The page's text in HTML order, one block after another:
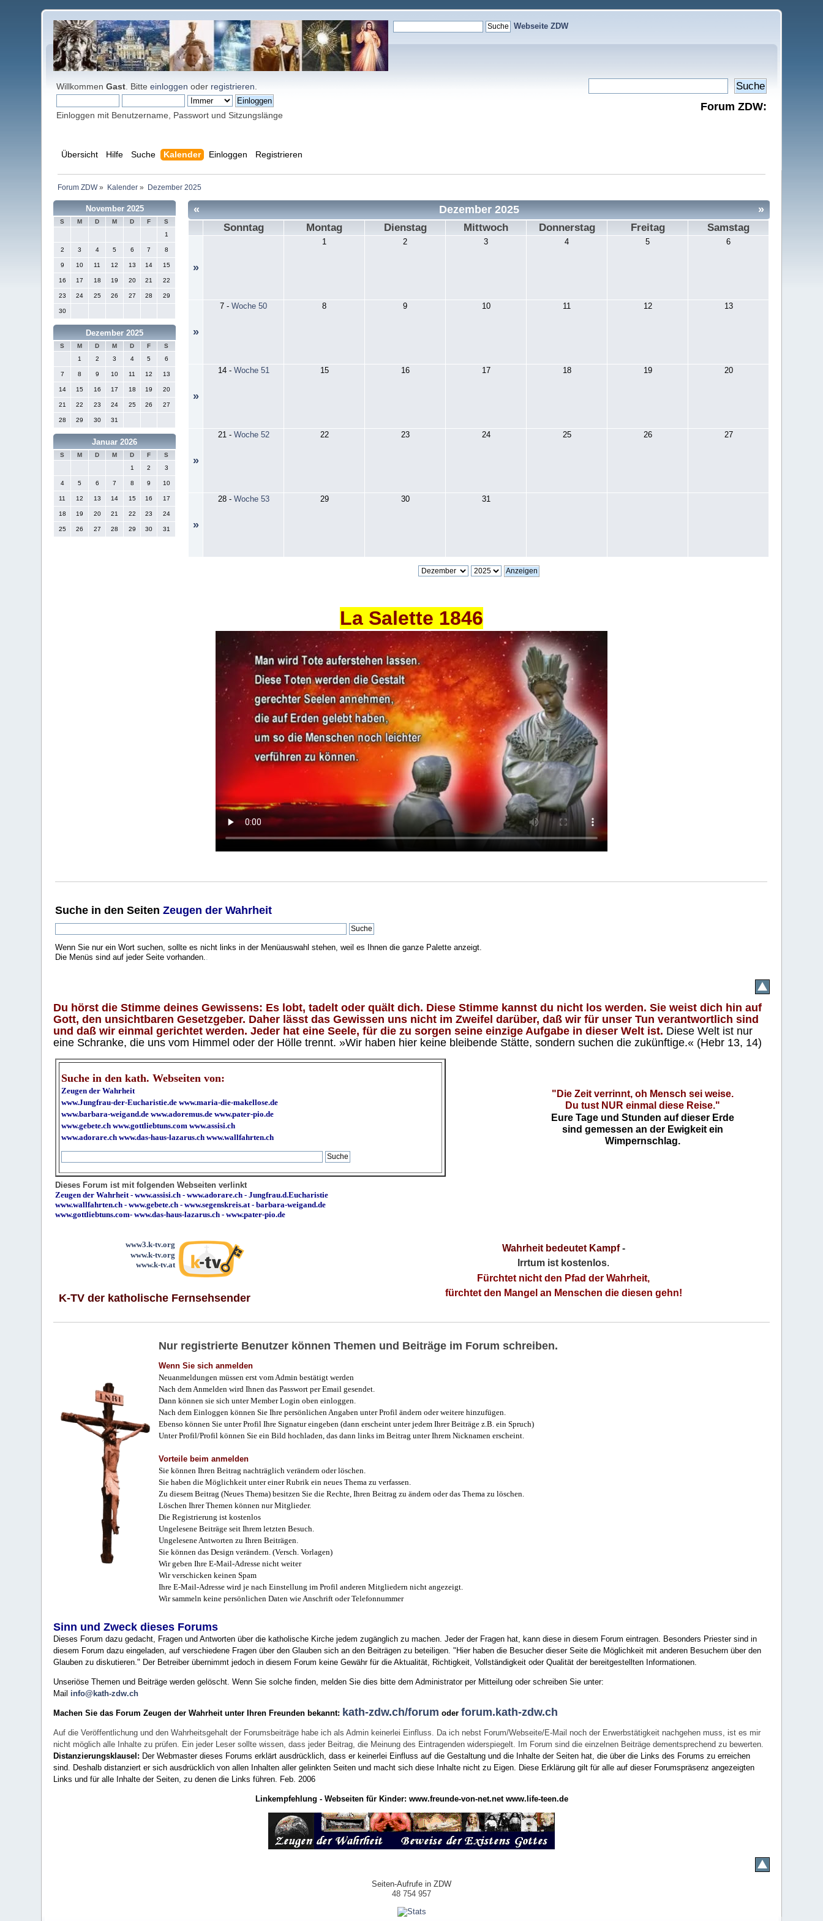
Webseite ZDW
WillkommenGast . Bitteeinloggen oder registrieren
Einloggen mit Benutzername, Passwort und Sitzungslänge
Forum ZDW:
Übersicht Hilfe Suche Kalender Einloggen Registrieren
Forum ZDW» Kalender» Dezember 2025
November 2025
S M D M D F
S
1
2 3 4 5 6 7 8
9 10 11 12 13 14 15
16 17 18 19 20 21 22
23 24 25 26 27 28 29
30
Dezember 2025
S M D M D F
S
1
2 3 4 5 6
7 8 9 10 11 12 13
14 15 16 17 18 19 20
21 22 23 24 25 26 27
28 29 30 31
Januar 2026
S M D M D F
S
1
2 3
4 5 6 7 8 9 10
11 12 13 14 15 16 17
18 19 20 21 22 23 24
25 26 27 28 29 30 31
« »
Dezember 2025
Sonntag Montag Dienstag Mittwoch Donnerstag Freitag Samstag
»
1 2 3 4 5 6
»
7 -Woche 50 8 9 10 11 12 13
»
14- Woche 51 15 16 17 18 19 20
»
21 - Woche 52 22 23 24 25 26 27
»
28- Woche 53 29 30 31
La Salette 1846
Suche in den SeitenZeugen der Wahrheit
Wenn Sie nur ein Wort suchen, sollte es nicht links in der Menüauswahl stehen, weil es Ihnen die ganze Palette anzeigt.
Die Menüs sind auf jeder Seite vorhanden.
Du hörst die Stimme deines Gewissens: Es lobt, tadelt oder quält dich. Diese Stimme kannst du nicht los werden. Sie weist dich hin auf
Gott, den unsichtbaren Gesetzgeber. Daher lässt das Gewissen uns nicht im Zweifel darüber, daß wir für unser Tun verantwortlich sind
und daß wir einmal gerichtet werden. Jeder hat eine Seele, für die zu sorgen seine einzige Aufgabe in dieser Welt ist. Diese Welt ist nur
eine Schranke, die uns vom Himmel oder der Hölle trennt. »Wir haben hier keine bleibende Stätte, sondern suchen die zukünftige.« (Hebr 13, 14)
Suche in den kath. Webseiten von:
Zeugen der Wahrheit
www.Jungfrau-der-Eucharistie.de www.maria-die-makellose.de
www.barbara-weigand.de www.adoremus.de www.pater-pio.de
www.gebete.ch www.gottliebtuns.com www.assisi.ch
www.adorare.ch www.das-haus-lazarus.ch www.wallfahrten.ch
"Die Zeit verrinnt, oh Mensch sei weise.
Du tust NUR einmal diese Reise."
Eure Tage und Stunden auf dieser Erde
sind gemessen an der Ewigkeit ein
Wimpernschlag.
Dieses Forum ist mit folgenden Webseiten verlinkt
Zeugen der Wahrheit -www.assisi.ch -www.adorare.ch -Jungfrau.d.Eucharistie
www.wallfahrten.ch -www.gebete.ch -www.segenskreis.at -barbara-weigand.de
www.gottliebtuns.com-www.das-haus-lazarus.ch - www.pater-pio.de
www3.k-tv.org
www.k-tv.org
www.k-tv.at
K-TV der katholische Fernsehsender
Wahrheit bedeutet Kampf-
Irrtum ist kostenlos.
Fürchtet nicht den Pfad der Wahrheit,
fürchtet den Mangel an Menschen die diesen gehn!
Nur registrierte Benutzer können Themen und Beiträge im Forum schreiben.
Wenn Sie sich anmelden
Neuanmeldungen müssen erst vom Admin bestätigt werden
Nach dem Anmelden wird Ihnen das Passwort per Email gesendet.
Dann können sie sich unter Member Login oben einloggen.
Nach dem Einloggen können Sie Ihre persönlichen Angaben unter Profil ändern oder weitere hinzufügen.
Ebenso können Sie unter Profil Ihre Signatur eingeben (dann erscheint unter jedem Ihrer Beiträge z.B. ein Spruch)
Unter Profil/Profil können Sie ein Bild hochladen, das dann links im Beitrag unter Ihrem Nicknamen erscheint.
Vorteile beim anmelden
Sie können Ihren Beitrag nachträglich verändern oder löschen.
Sie haben die Möglichkeit unter einer Rubrik ein neues Thema zu verfassen.
Zu diesem Beitrag (Neues Thema) besitzen Sie die Rechte, Ihren Beitrag zu ändern oder das Thema zu löschen.
Löschen Ihrer Themen können nur Mitglieder.
Die Registrierung ist kostenlos
Ungelesene Beiträge seit Ihrem letzten Besuch.
Ungelesene Antworten zu Ihren Beiträgen.
Sie können das Design verändern. (Versch. Vorlagen)
Wir geben Ihre E-Mail-Adresse nicht weiter
Wir verschicken keinen Spam
Ihre E-Mail-Adresse wird je nach Einstellung im Profil anderen Mitgliedern nicht angezeigt.
Wir sammeln keine persönlichen Daten wie Anschrift oder Telefonnummer
Sinn und Zweck dieses Forums
Dieses Forum dazu gedacht, Fragen und Antworten über die katholische Kirche jedem zugänglich zu machen. Jeder der Fragen hat, kann diese in diesem Forum eintragen. Besonders Priester sind in
diesem Forum dazu eingeladen, auf verschiedene Fragen über den Glauben sich an den Beiträgen zu beteiligen. "Hier haben die Besucher dieser Seite die Möglichkeit mit anderen Besuchern über den
Glauben zu diskutieren." Der Betreiber übernimmt jedoch in diesem Forum keine Gewähr für die Aktualität, Richtigkeit, Vollständigkeit oder Qualität der bereitgestellten Informationen.
Unseriöse Themen und Beiträge werden gelöscht. Wenn Sie solche finden, melden Sie dies bitte dem Administrator per Mitteilung oder schreiben Sie unter:
Mail info@kath-zdw.ch
Machen Sie das Forum Zeugen der Wahrheit unter Ihren Freunden bekannt: kath-zdw.ch/forum oderforum.kath-zdw.ch
Auf die Veröffentlichung und den Wahrheitsgehalt der Forumsbeiträge habe ich als Admin keinerlei Einfluss. Da ich nebst Forum/Webseite/E-Mail noch der Erwerbstätigkeit nachgehen muss, ist es mir
nicht möglich alle Inhalte zu prüfen. Ein jeder Leser sollte wissen, dass jeder Beitrag, die Meinung des Eintragenden widerspiegelt. Im Forum sind die einzelnen Beiträge dementsprechend zu bewerten.
Distanzierungsklausel: Der Webmaster dieses Forums erklärt ausdrücklich, dass er keinerlei Einfluss auf die Gestaltung und die Inhalte der Seiten hat, die über die Links des Forums zu erreichen
sind. Deshalb distanziert er sich ausdrücklich von allen Inhalten aller gelinkten Seiten und macht sich diese Inhalte nicht zu Eigen. Diese Erklärung gilt für alle auf dieser Forumspräsenz angezeigten
Links und für alle Inhalte der Seiten, zu denen die Links führen. Feb. 2006
Linkempfehlung - Webseiten für Kinder: www.freunde-von-net.net www.life-teen.de
Seiten-Aufrufe in ZDW
48 754 957